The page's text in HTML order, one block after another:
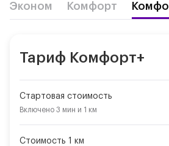
Эконом Комфорт
Тариф Комфорт+
Стартовая стоимость
Включено 3 мин и 1 км
Стоимость 1 км